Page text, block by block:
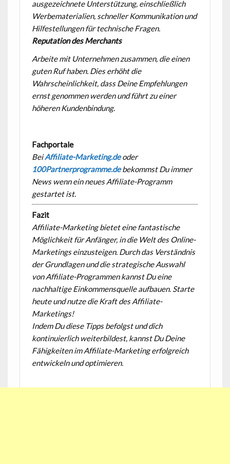
ausgezeichnete Unterstützung, einschließlich
Werbematerialien, schneller Kommunikation und
Hilfestellungen für technische Fragen.
Reputation des Merchants
Arbeite mit Unternehmen zusammen, die einen
guten Ruf haben. Dies erhöht die
Wahrscheinlichkeit, dass Deine Empfehlungen
ernst genommen werden und führt zu einer
höheren Kundenbindung.
Fachportale
BeiAffiliate-Marketing.deoder
100Partnerprogramme.debekommst Du immer
News wenn ein neues Affiliate-Programm
gestartet ist.
Fazit
Affiliate-Marketing bietet eine fantastische
Möglichkeit für Anfänger, in die Welt des Online-
Marketings einzusteigen. Durch das Verständnis
der Grundlagen und die strategische Auswahl
von Affiliate-Programmen kannst Du eine
nachhaltige Einkommensquelle aufbauen. Starte
heute und nutze die Kraft des Affiliate-
Marketings!
Indem Du diese Tipps befolgst und dich
kontinuierlich weiterbildest, kannst Du Deine
Fähigkeiten im Affiliate-Marketing erfolgreich
entwickeln und optimieren.